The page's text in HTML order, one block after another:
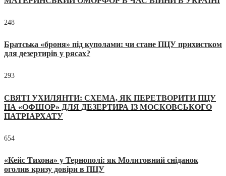
248
Братська «броня» під куполами: чи стане ПЦУ прихистком
для дезертирів у рясах?
293
СВЯТІ УХИЛЯНТИ: СХЕМА, ЯК ПЕРЕТВОРИТИ ПЦУ
НА «ОФШОР» ДЛЯ ДЕЗЕРТИРА ІЗ МОСКОВСЬКОГО
ПАТРІАРХАТУ
654
«Кейс Тихона» у Тернополі: як Молитовний сніданок
оголив кризу довіри в ПЦУ